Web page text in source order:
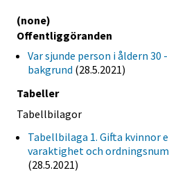
(none)
Offentliggöranden
Var sjunde person i åldern 30
bakgrund (28.5.2021)
Tabeller
Tabellbilagor
Tabellbilaga 1. Gifta kvinnor
varaktighet och
(28.5.2021)